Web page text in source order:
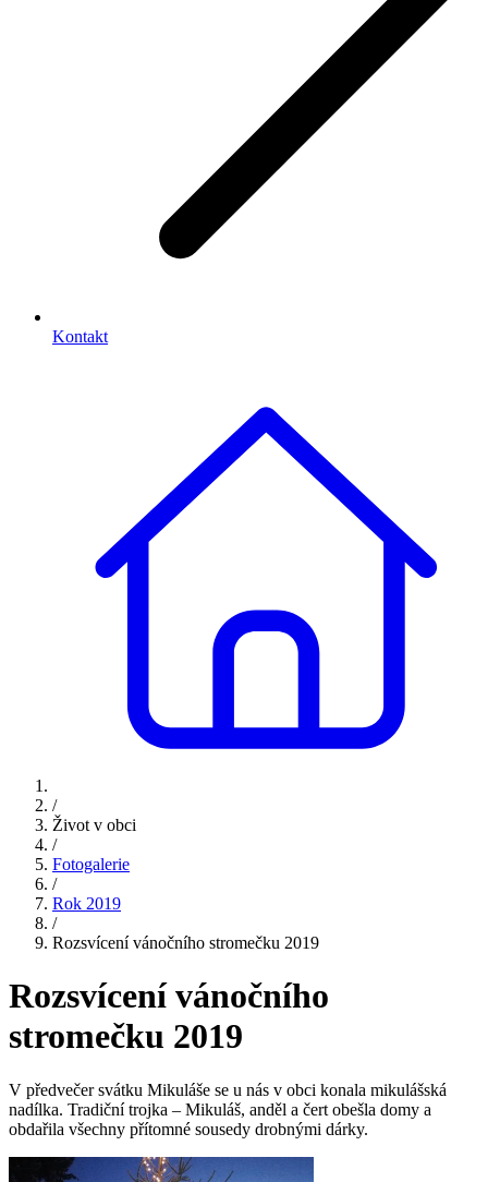
Kontakt
/
Život v obci
/
Fotogalerie
/
Rok 2019
/
Rozsvícení vánočního stromečku 2019
Rozsvícení vánočního
stromečku 2019
V předvečer svátku Mikuláše se u nás v obci konala mikulášská
nadílka. Tradiční trojka – Mikuláš, anděl a čert obešla domy a
obdařila všechny přítomné sousedy drobnými dárky.